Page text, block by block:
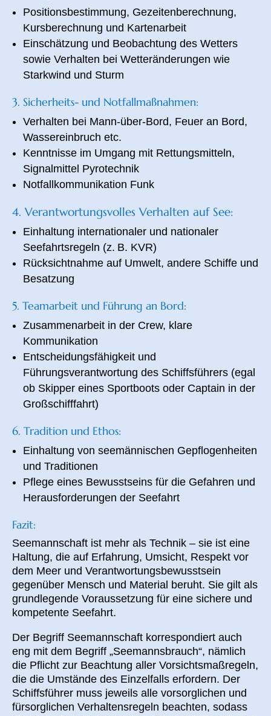
Positionsbestimmung, Gezeitenberechnung,
Kursberechnung und Kartenarbeit
Einschätzung und Beobachtung des Wetters
sowie Verhalten bei Wetteränderungen wie
Starkwind und Sturm
3. Sicherheits- und Notfallmaßnahmen:
Verhalten bei Mann-über-Bord, Feuer an Bord,
Wassereinbruch etc.
Kenntnisse im Umgang mit Rettungsmitteln,
Signalmittel Pyrotechnik
Notfallkommunikation Funk
4. Verantwortungsvolles Verhalten auf See:
Einhaltung internationaler und nationaler
Seefahrtsregeln (z. B. KVR)
Rücksichtnahme auf Umwelt, andere Schiffe und
Besatzung
5. Teamarbeit und Führung an Bord:
Zusammenarbeit in der Crew, klare
Kommunikation
Entscheidungsfähigkeit und
Führungsverantwortung des Schiffsführers (egal
ob Skipper eines Sportboots oder Captain in der
Großschifffahrt)
6. Tradition und Ethos:
Einhaltung von seemännischen Gepflogenheiten
und Traditionen
Pflege eines Bewusstseins für die Gefahren und
Herausforderungen der Seefahrt
Fazit:
Seemannschaft ist mehr als Technik – sie ist eine
Haltung, die auf Erfahrung, Umsicht, Respekt vor
dem Meer und Verantwortungsbewusstsein
gegenüber Mensch und Material beruht. Sie gilt als
grundlegende Voraussetzung für eine sichere und
kompetente Seefahrt.
Der Begriff Seemannschaft korrespondiert auch
eng mit dem Begriff „Seemannsbrauch“, nämlich
die Pflicht zur Beachtung aller Vorsichtsmaßregeln,
die die Umstände des Einzelfalls erfordern. Der
Schiffsführer muss jeweils alle vorsorglichen und
fürsorglichen Verhaltensregeln beachten, sodass